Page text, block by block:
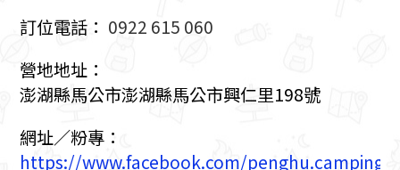
訂位電話： 0922 615 060
營地地址：
澎湖縣馬公市澎湖縣馬公市興仁里198號
網址／粉專：
https://www.facebook.com/penghu.camping/